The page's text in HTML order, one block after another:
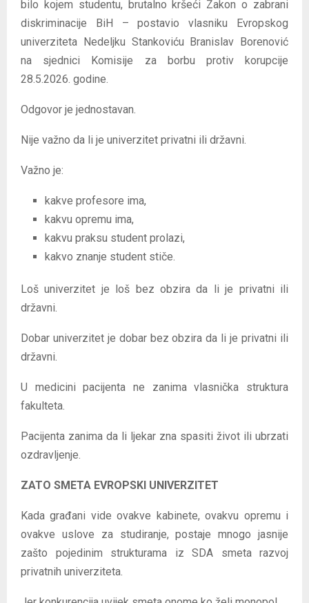
bilo kojem studentu, brutalno kršeći Zakon o zabrani
diskriminacije BiH – postavio vlasniku Evropskog
univerziteta Nedeljku Stankoviću Branislav Borenović
na sjednici Komisije za borbu protiv korupcije
28.5.2026. godine.
Odgovor je jednostavan.
Nije važno da li je univerzitet privatni ili državni.
Važno je:
kakve profesore ima,
kakvu opremu ima,
kakvu praksu student prolazi,
kakvo znanje student stiče.
Loš univerzitet je loš bez obzira da li je privatni ili
državni.
Dobar univerzitet je dobar bez obzira da li je privatni ili
državni.
U medicini pacijenta ne zanima vlasnička struktura
fakulteta.
Pacijenta zanima da li ljekar zna spasiti život ili ubrzati
ozdravljenje.
ZATO SMETA EVROPSKI UNIVERZITET
Kada građani vide ovakve kabinete, ovakvu opremu i
ovakve uslove za studiranje, postaje mnogo jasnije
zašto pojedinim strukturama iz SDA smeta razvoj
privatnih univerziteta.